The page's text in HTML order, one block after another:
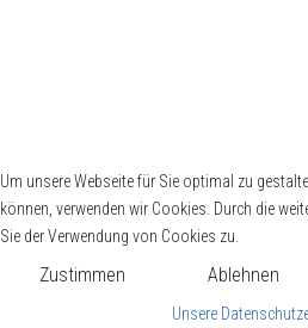
Um unsere Webseite für Sie optimal zu
können, verwenden wir Cookies. Durch die
Sie der Verwendung von Cookies zu.
Zustimmen Ablehnen
Unsere